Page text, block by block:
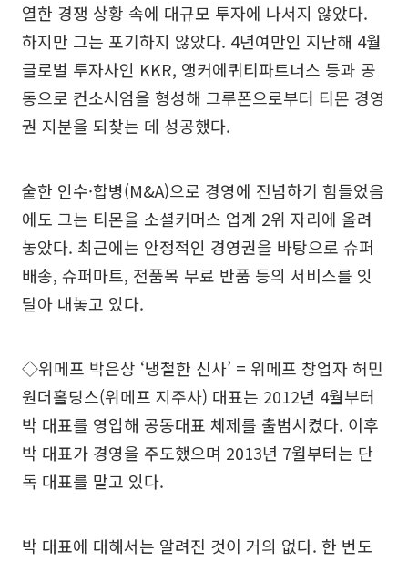
열한 경쟁 상황 속에 대규모 투자에 나서지 않았다.
하지만 그는 포기하지 않았다. 4년여만인 지난해 4월
글로벌 투자사인 KKR, 앵커에퀴티파트너스 등과 공
동으로 컨소시엄을 형성해 그루폰으로부터 티몬 경영
권 지분을 되찾는 데 성공했다.
숱한 인수·합병(M&A)으로 경영에 전념하기 힘들었음
에도 그는 티몬을 소셜커머스 업계 2위 자리에 올려
놓았다. 최근에는 안정적인 경영권을 바탕으로 슈퍼
배송, 슈퍼마트, 전품목 무료 반품 등의 서비스를 잇
달아 내놓고 있다.
◇위메프 박은상 ‘냉철한 신사’ = 위메프 창업자 허민
원더홀딩스(위메프 지주사) 대표는 2012년 4월부터
박 대표를 영입해 공동대표 체제를 출범시켰다. 이후
박 대표가 경영을 주도했으며 2013년 7월부터는 단
독 대표를 맡고 있다.
박 대표에 대해서는 알려진 것이 거의 없다. 한 번도